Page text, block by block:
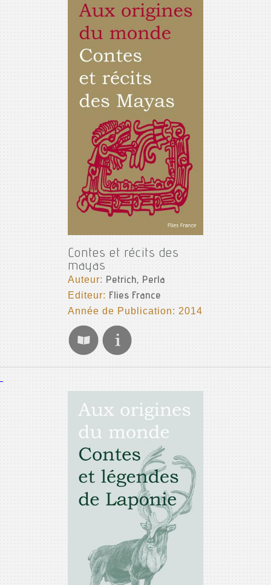
Contes et récits des
mayas
Auteur:Petrich, Perla
Editeur: Flies France
Année de Publication: 2014